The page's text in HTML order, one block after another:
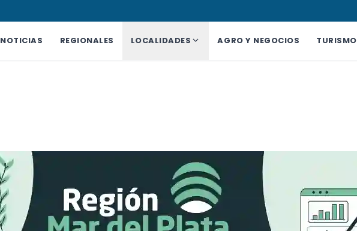
NOTICIAS REGIONALES LOCALIDADES AGRO Y NEGOCIOS TURISMO